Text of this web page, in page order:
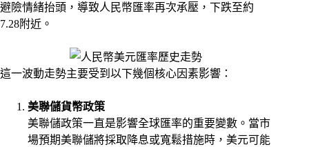
避險情緒抬頭，導致人民幣匯率再次承壓，下跌至約
7.28附近。
這一波動走勢主要受到以下幾個核心因素影響：
美聯儲貨幣政策
美聯儲政策一直是影響全球匯率的重要變數。當市
場預期美聯儲將採取降息或寬鬆措施時，美元可能